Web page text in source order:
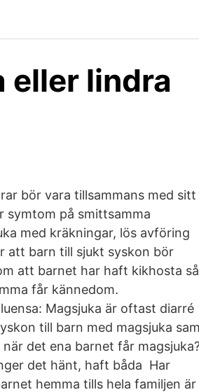
eller lindra
bör vara tillsammans med sitt
symtom på smittsamma
med kräkningar, lös avföring
att barn till sjukt syskon bör
att barnet har haft kikhosta så
får kännedom.
Magsjuka är oftast diarré
till barn med magsjuka
det ena barnet får
det hänt, haft båda Har
hemma tills hela familjen är